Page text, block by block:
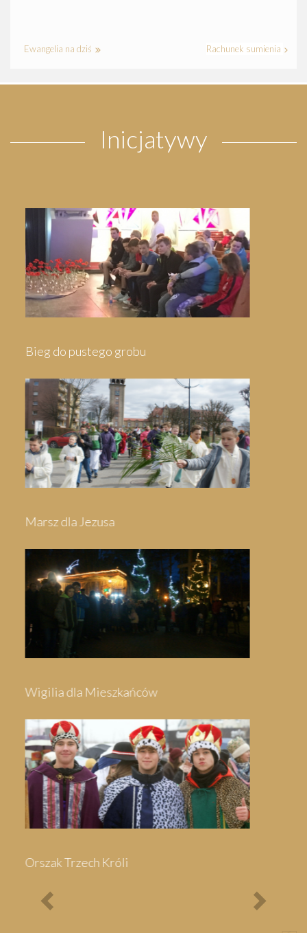
Ewangelia na dziś Rachunek sumienia
Inicjatywy
Pielgrzymka do Wejherowa
Pielgrzymka do Swarzewa
Festyn Parafialny
Bieg Papieski
XXII Pielgrzymi
Półmaraton - 1/3